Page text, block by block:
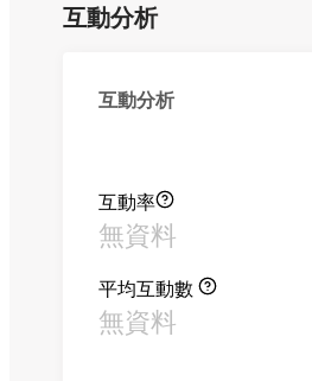
互動分析
互動分析
互動率
無資料
平均互動數
無資料